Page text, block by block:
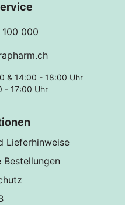
000
& 14:00 - 18:00 Uhr
- 17:00 Uhr
Lieferhinweise